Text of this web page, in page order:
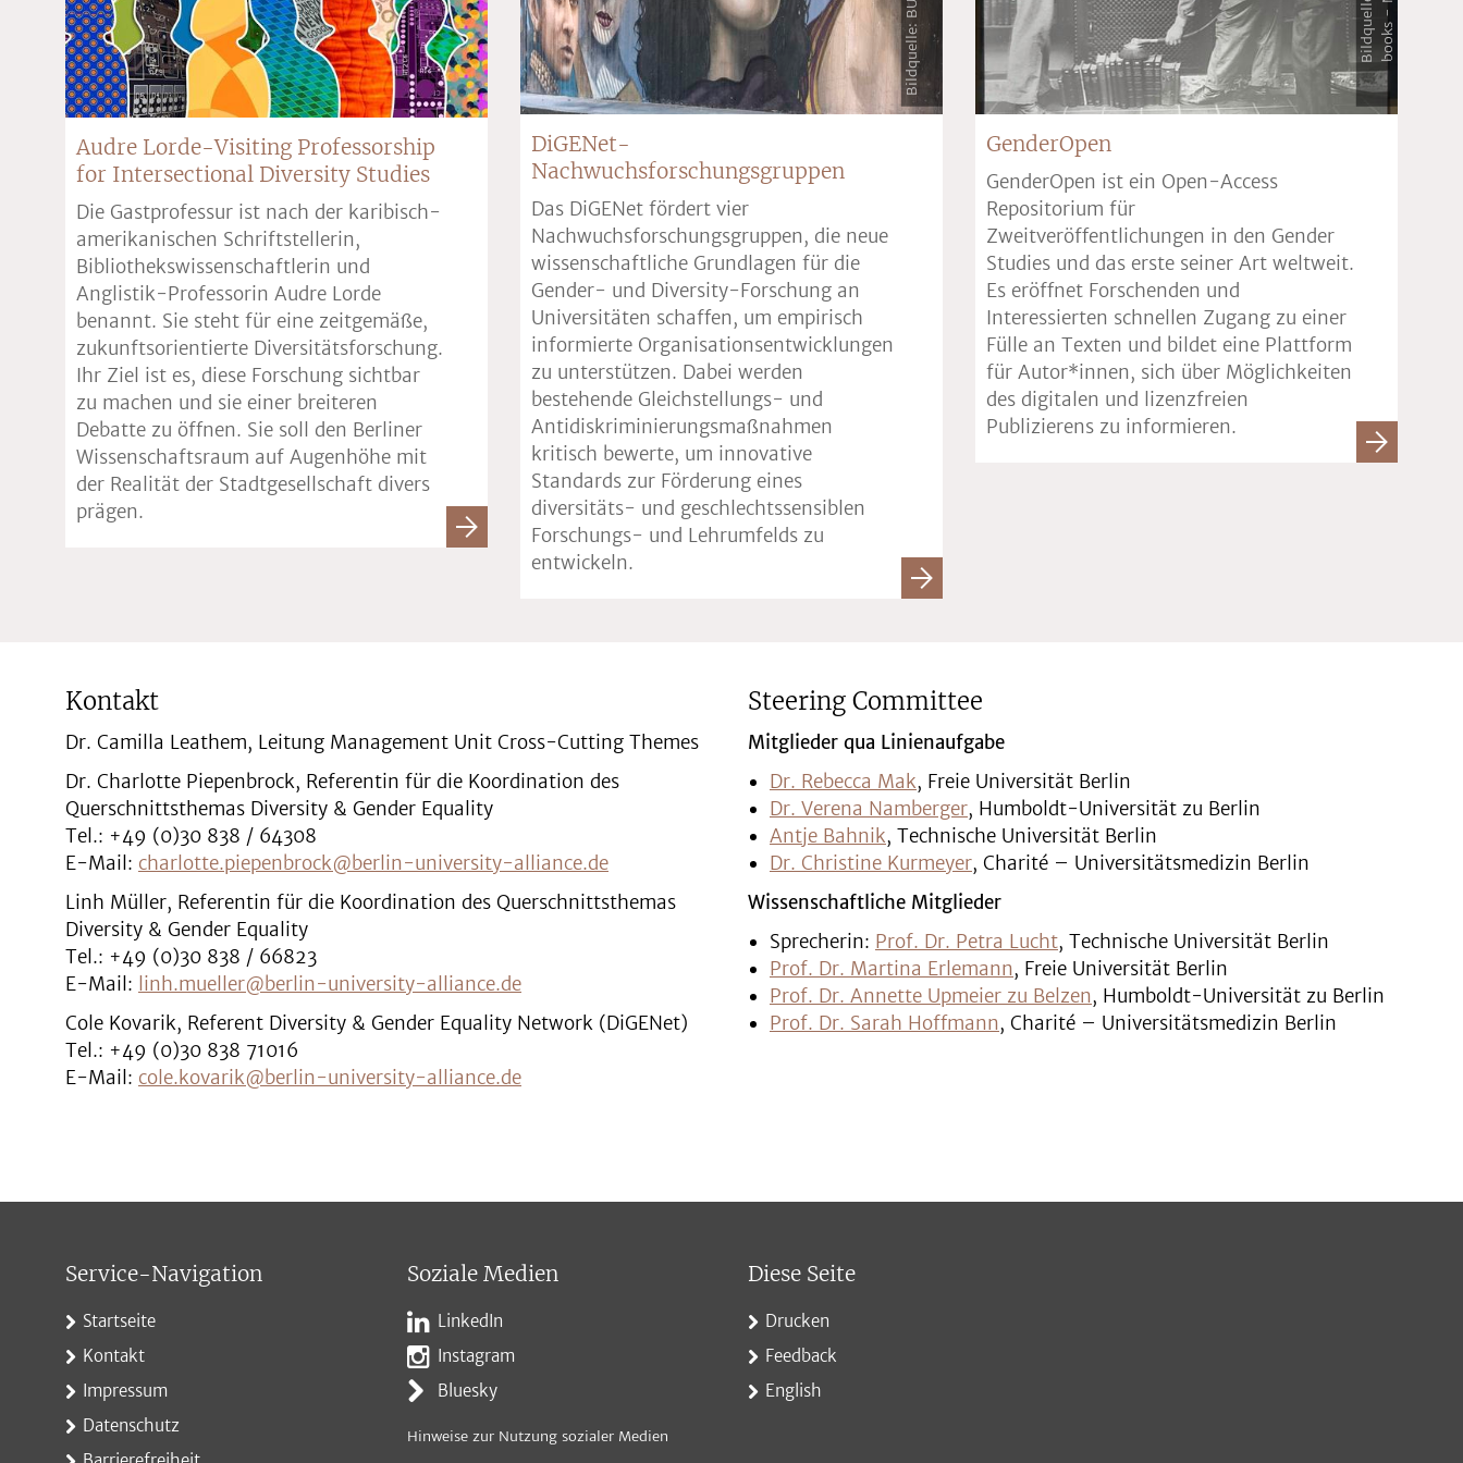
Audre Lorde-Visiting Professorship
for Intersectional Diversity Studies
Die Gastprofessur ist nach der karibisch-
amerikanischen Schriftstellerin,
Bibliothekswissenschaftlerin und
Anglistik-Professorin Audre Lorde
benannt. Sie steht für eine zeitgemäße,
zukunftsorientierte Diversitätsforschung.
Ihr Ziel ist es, diese Forschung sichtbar
zu machen und sie einer breiteren
Debatte zu öffnen. Sie soll den Berliner
Wissenschaftsraum auf Augenhöhe mit
der Realität der Stadtgesellschaft divers
prägen.
DiGENet-
Nachwuchsforschungsgruppen
Das DiGENet fördert vier
Nachwuchsforschungsgruppen, die neue
wissenschaftliche Grundlagen für die
Gender- und Diversity-Forschung an
Universitäten schaffen, um empirisch
informierte Organisationsentwicklungen
zu unterstützen. Dabei werden
bestehende Gleichstellungs- und
Antidiskriminierungsmaßnahmen
kritisch bewerte, um innovative
Standards zur Förderung eines
diversitäts- und geschlechtssensiblen
Forschungs- und Lehrumfelds zu
entwickeln.
GenderOpen
GenderOpen ist ein Open-Access
Repositorium für
Zweitveröffentlichungen in den Gender
Studies und das erste seiner Art weltweit.
Es eröffnet Forschenden und
Interessierten schnellen Zugang zu einer
Fülle an Texten und bildet eine Plattform
für Autor*innen, sich über Möglichkeiten
des digitalen und lizenzfreien
Publizierens zu informieren.
Kontakt
Dr. Camilla Leathem, Leitung Management Unit Cross-Cutting Themes
Dr. Charlotte Piepenbrock, Referentin für die Koordination des
Querschnittsthemas Diversity & Gender Equality
Tel.: +49 (0)30 838 / 64308
E-Mail: charlotte.piepenbrock@berlin-university-alliance.de
Linh Müller, Referentin für die Koordination des Querschnittsthemas
Diversity & Gender Equality
Tel.: +49 (0)30 838 / 66823
E-Mail: linh.mueller@berlin-university-alliance.de
Cole Kovarik, Referent Diversity & Gender Equality Network (DiGENet)
Tel.: +49 (0)30 838 71016
E-Mail: cole.kovarik@berlin-university-alliance.de
Steering Committee
Mitglieder qua Linienaufgabe
Dr. Rebecca Mak, Freie Universität Berlin
Dr. Verena Namberger, Humboldt-Universität zu Berlin
Antje Bahnik, Technische Universität Berlin
Dr. Christine Kurmeyer, Charité – Universitätsmedizin Berlin
Wissenschaftliche Mitglieder
Sprecherin: Prof. Dr. Petra Lucht, Technische Universität Berlin
Prof. Dr. Martina Erlemann, Freie Universität Berlin
Prof. Dr. Annette Upmeier zu Belzen, Humboldt-Universität zu Berlin
Prof. Dr. Sarah Hoffmann, Charité – Universitätsmedizin Berlin
Service-Navigation
Startseite
Kontakt
Impressum
Datenschutz
Soziale Medien
LinkedIn
Instagram
Bluesky
Hinweise zur Nutzung sozialer Medien
Diese Seite
Drucken
Feedback
English